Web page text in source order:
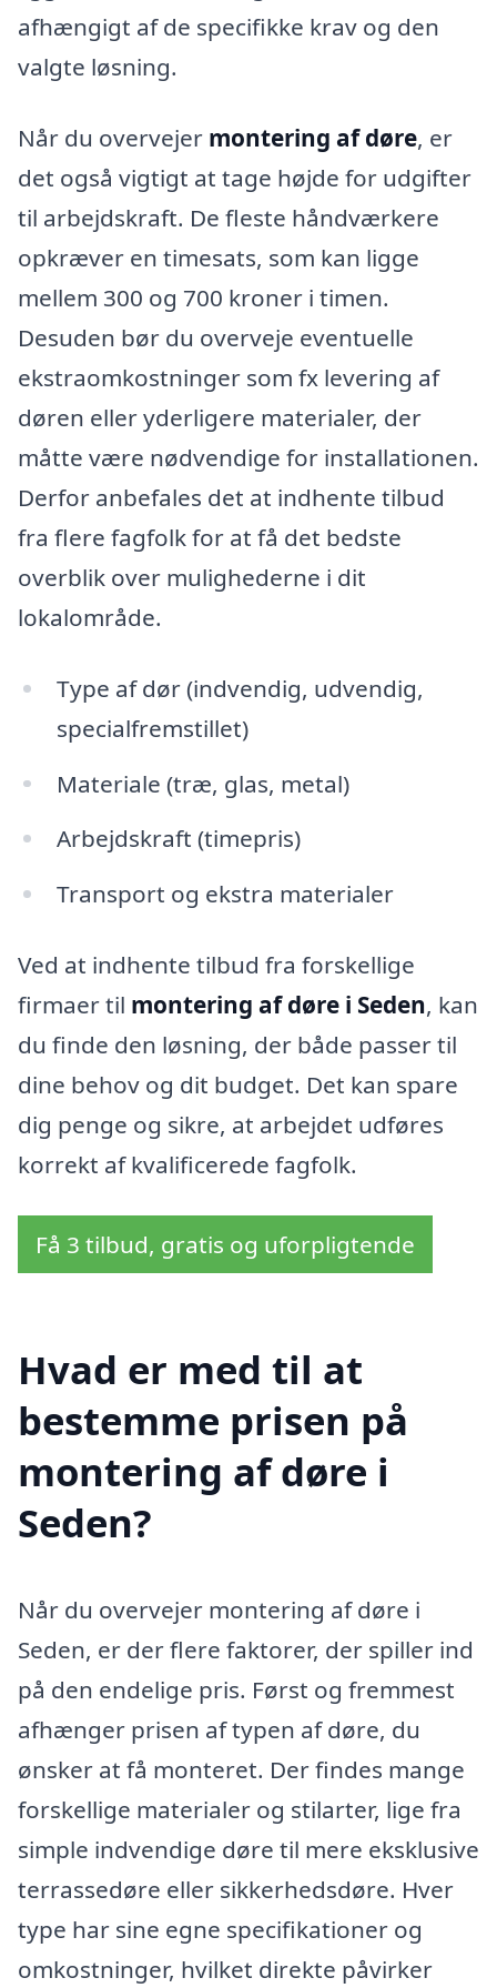
afhængigt af de specifikke krav og den
valgte løsning.
Når du overvejer montering af døre, er
det også vigtigt at tage højde for udgifter
til arbejdskraft. De fleste håndværkere
opkræver en timesats, som kan ligge
mellem 300 og 700 kroner i timen.
Desuden bør du overveje eventuelle
ekstraomkostninger som fx levering af
døren eller yderligere materialer, der
måtte være nødvendige for installationen.
Derfor anbefales det at indhente tilbud
fra flere fagfolk for at få det bedste
overblik over mulighederne i dit
lokalområde.
Type af dør (indvendig, udvendig,
specialfremstillet)
Materiale (træ, glas, metal)
Arbejdskraft (timepris)
Transport og ekstra materialer
Ved at indhente tilbud fra forskellige
firmaer til montering af døre i Seden, kan
du finde den løsning, der både passer til
dine behov og dit budget. Det kan spare
dig penge og sikre, at arbejdet udføres
korrekt af kvalificerede fagfolk.
Få 3 tilbud, gratis og uforpligtende
Hvad er med til at
bestemme prisen på
montering af døre i
Seden?
Når du overvejer montering af døre i
Seden, er der flere faktorer, der spiller ind
på den endelige pris. Først og fremmest
afhænger prisen af typen af døre, du
ønsker at få monteret. Der findes mange
forskellige materialer og stilarter, lige fra
simple indvendige døre til mere eksklusive
terrassedøre eller sikkerhedsdøre. Hver
type har sine egne specifikationer og
omkostninger, hvilket direkte påvirker